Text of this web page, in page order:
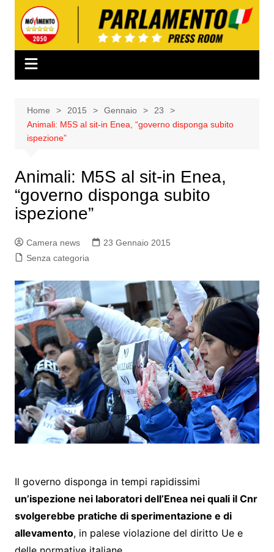
contenuto
Home 2015 Gennaio
23
Animali: M5S al sit-in Enea, “governo disponga subito
ispezione”
Animali: M5S al sit-in Enea,
“governo disponga subito
ispezione”
Camera news
23 Gennaio 2015
Senza categoria
Il governo disponga in tempi rapidissimi
un’ispezione nei laboratori dell’Enea nei quali il Cnr
svolgerebbe pratiche di sperimentazione e di
allevamento, in palese violazione del diritto Ue e